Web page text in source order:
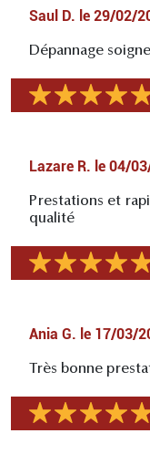
Saul D. le 29/02/
Dépannage
Lazare R. le 04/
Prestations et
qualité
Ania G. le 17/03/
Très bonne